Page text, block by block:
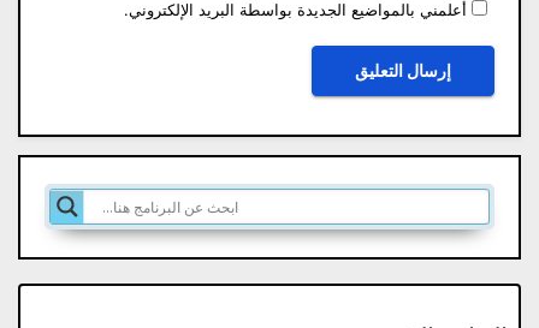
أعلمني بالمواضيع الجديدة بواسطة البريد الإلكتروني.